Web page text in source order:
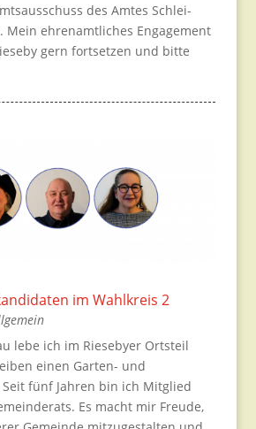
des Amtes Schlei-
Mein ehrenamtliches Engagement
gern fortsetzen und bitte
im Wahlkreis 2
lebe ich im Riesebyer Ortsteil
einen Garten- und
fünf Jahren bin ich Mitglied
Es macht mir Freude,